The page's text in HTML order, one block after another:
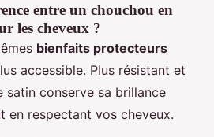
entre un chouchou en
les cheveux ?
bienfaits protecteurs
accessible. Plus résistant et
satin conserve sa brillance
en respectant vos cheveux.